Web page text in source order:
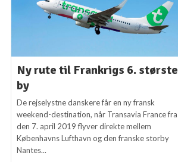
Ny rute til Frankrigs 6. største
by
De rejselystne danskere får en ny fransk
weekend-destination, når Transavia France fra
den 7. april 2019 flyver direkte mellem
Københavns Lufthavn og den franske storby
Nantes...